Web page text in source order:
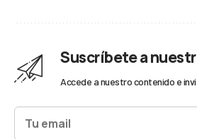
Suscríbete a
Accede a nuestro contenido e